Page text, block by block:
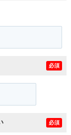
必須
必須